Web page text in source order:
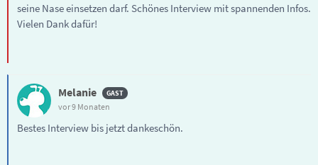
seine Nase einsetzen darf. Schönes Interview mit spannenden Infos.
Vielen Dank dafür!
Melanie
vor 9 Monaten
Bestes Interview bis jetzt dankeschön.